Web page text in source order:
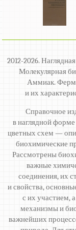
2012-2026.
Молекулярная
Аммиак.
и их
Справочное
в наглядной
цветных схем —
биохимические
Рассмотрены
важные
соединения, их
и свойства,
с их участием,
механизмы и
важнейших